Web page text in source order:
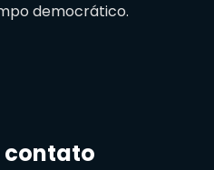
democrático.
contato